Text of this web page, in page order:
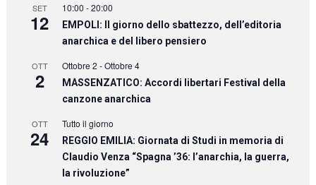
SET
12
10:00 -20:00
EMPOLI: Il giorno dello sbattezzo, dell’editoria
anarchica e del libero pensiero
OTT
2
Ottobre 2 -Ottobre 4
MASSENZATICO: Accordi libertari Festival della
canzone anarchica
OTT
24
Tutto il giorno
REGGIO EMILIA: Giornata di Studi in memoria di
Claudio Venza “Spagna ’36: l’anarchia, la guerra,
la rivoluzione”